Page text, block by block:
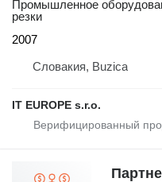
Промышленное
резки
2007
Словакия, Buzica
IT EUROPE s.r.o.